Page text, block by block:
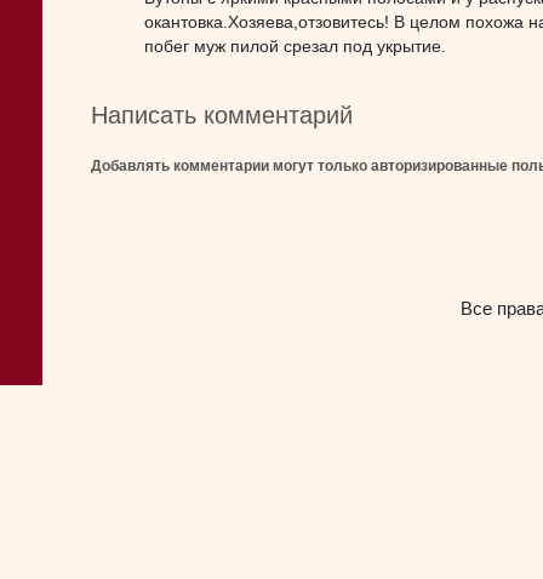
окантовка.Хозяева,отзовитесь! В целом
побег муж пилой срезал под укрытие.
Написать комментарий
Добавлять комментарии могут только авторизированные
Все